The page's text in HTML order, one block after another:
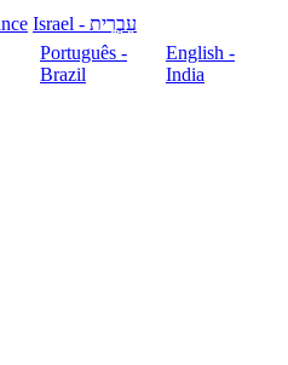
עִבְרִית - Israel
Português -
Brazil
English -
India